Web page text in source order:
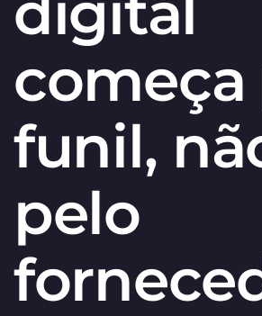
começa
funil,
pelo